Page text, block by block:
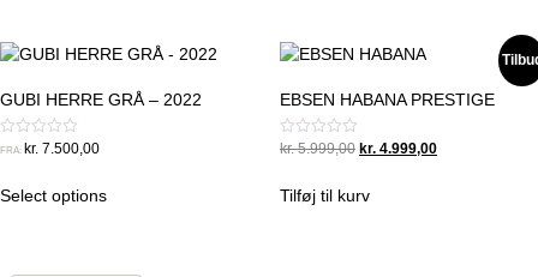
GUBI HERRE GRÅ – 2022
Vurderet
af
5
FRA: kr. 7.500,00
Select options
EBSEN HABANA PRESTIGE
Vurderet
af
5
kr.5.999,00 Original
kr.4.999,00Current
Tilføj til kurv